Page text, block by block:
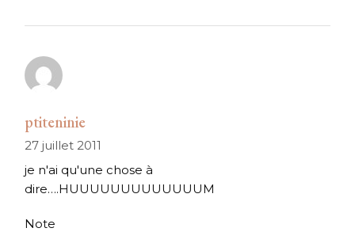
ptiteninie
27 juillet 2011
je n'ai qu'une chose à
dire….HUUUUUUUUUUUUUM
Note